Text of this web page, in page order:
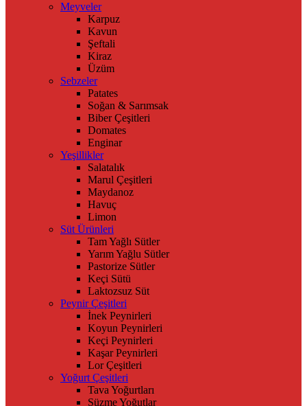
Meyveler
Karpuz
Kavun
Şeftali
Kiraz
Üzüm
Sebzeler
Patates
Soğan & Sarımsak
Biber Çeşitleri
Domates
Enginar
Yeşillikler
Salatalık
Marul Çeşitleri
Maydanoz
Havuç
Limon
Süt Ürünleri
Tam Yağlı Sütler
Yarım Yağlu Sütler
Pastorize Sütler
Keçi Sütü
Laktozsuz Süt
Peynir Çeşitleri
İnek Peynirleri
Koyun Peynirleri
Keçi Peynirleri
Kaşar Peynirleri
Lor Çeşitleri
Yoğurt Çeşitleri
Tava Yoğurtları
Süzme Yoğutlar